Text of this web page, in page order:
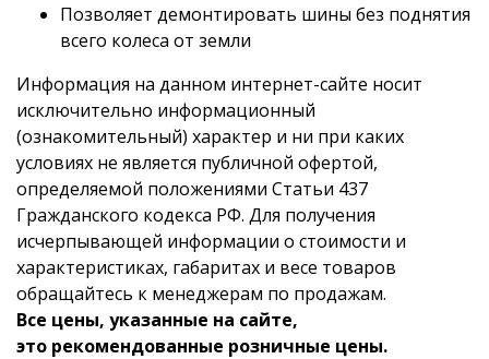
Позволяет демонтировать шины без поднятия
всего колеса от земли
Информация на данном интернет-сайте носит
исключительно информационный
(ознакомительный) характер и ни при каких
условиях не является публичной офертой,
определяемой положениями Статьи 437
Гражданского кодекса РФ. Для получения
исчерпывающей информации о стоимости и
характеристиках, габаритах и весе товаров
обращайтесь к менеджерам по продажам.
Все цены, указанные на сайте,
это рекомендованные розничные цены.